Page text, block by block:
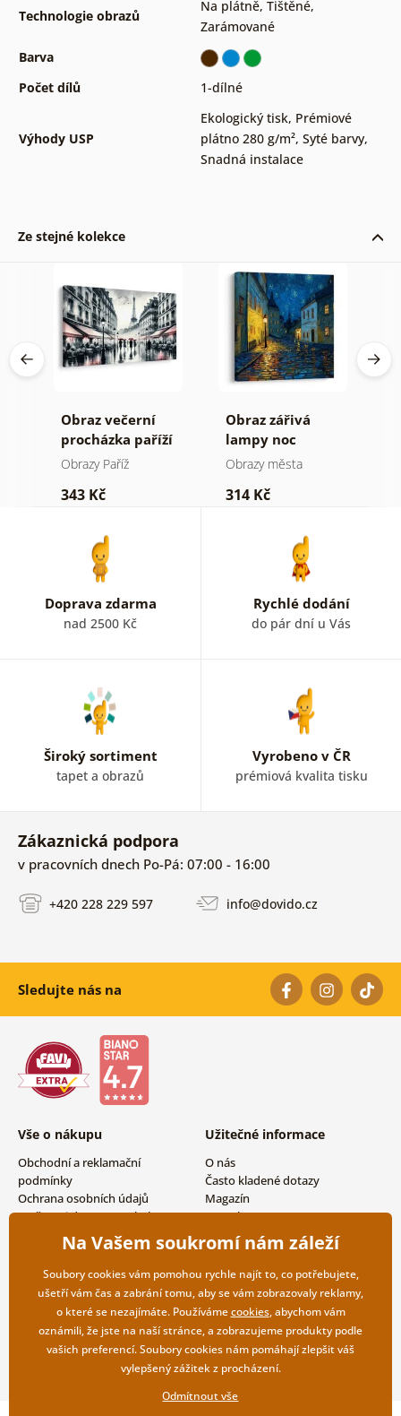
Technologie obrazů
Na plátně, Tištěné,
Zarámované
Barva
Počet dílů
1-dílné
Výhody USP
Ekologický tisk, Prémiové
plátno 280 g/m², Syté barvy,
Snadná instalace
Ze stejné kolekce
Obraz večerní
procházka paříží
Obrazy Paříž
343 Kč
Obraz zářivá
lampy noc
Obrazy města
314 Kč
Doprava zdarma
nad 2500 Kč
Rychlé dodání
do pár dní u Vás
Široký sortiment
tapet a obrazů
Vyrobeno v ČR
prémiová kvalita tisku
Zákaznická podpora
v pracovních dnech Po-Pá: 07:00 - 16:00
+420 228 229 597 info@dovido.cz
Sledujte nás na
Vše o nákupu
Obchodní a reklamační
podmínky
Ochrana osobních údajů
Možnosti dopravy a platby
Vrácení zboží
Užitečné informace
O nás
Často kladené dotazy
Magazín
Kontakty
Velkoobchodní spolupráce
Na Vašem soukromí nám záleží
Soubory cookies vám pomohou rychle najít to, co potřebujete,
ušetří vám čas a zabrání tomu, aby se vám zobrazovaly reklamy,
o které se nezajímáte. Používámecookies, abychom vám
oznámili, že jste na naší stránce, a zobrazujeme produkty podle
vašich preferencí. Soubory cookies nám pomáhají zlepšit váš
vylepšený zážitek z procházení.
Odmítnout vše